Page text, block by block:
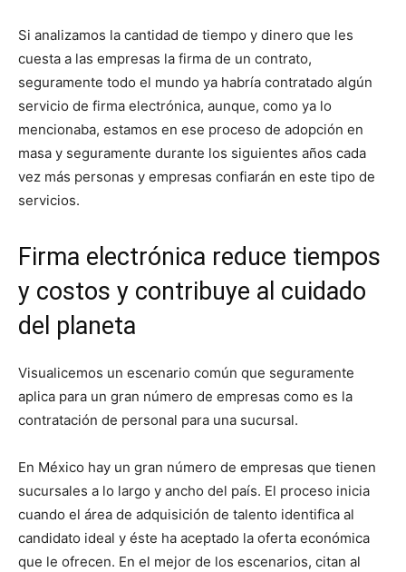
Si analizamos la cantidad de tiempo y dinero que les
cuesta a las empresas la firma de un contrato,
seguramente todo el mundo ya habría contratado algún
servicio de firma electrónica, aunque, como ya lo
mencionaba, estamos en ese proceso de adopción en
masa y seguramente durante los siguientes años cada
vez más personas y empresas confiarán en este tipo de
servicios.
Firma electrónica reduce tiempos
y costos y contribuye al cuidado
del planeta
Visualicemos un escenario común que seguramente
aplica para un gran número de empresas como es la
contratación de personal para una sucursal.
En México hay un gran número de empresas que tienen
sucursales a lo largo y ancho del país. El proceso inicia
cuando el área de adquisición de talento identifica al
candidato ideal y éste ha aceptado la oferta económica
que le ofrecen. En el mejor de los escenarios, citan al